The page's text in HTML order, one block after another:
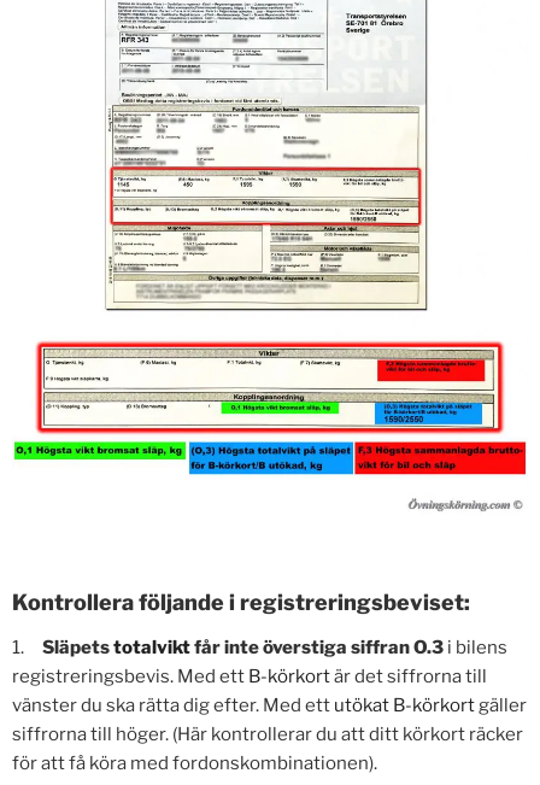
Kontrollera följande i registreringsbeviset:
1. Släpetstotalviktfår inte överstiga siffran O.3 i bilens
registreringsbevis. Med ett B-körkortär det siffrorna till
vänster du ska rätta dig efter. Med ett utökat B-körkortgäller
siffrorna till höger. (Här kontrollerar du att ditt körkort räcker
för att få köra med fordonskombinationen).